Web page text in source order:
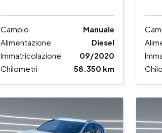
Cambio
Manuale
Alimentazione
Diesel
Immatricolazione
09/2020
Chilometri
58.350 km